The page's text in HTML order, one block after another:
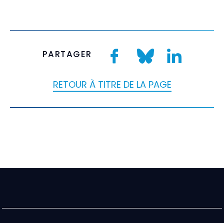
PARTAGER
RETOUR À TITRE DE LA PAGE